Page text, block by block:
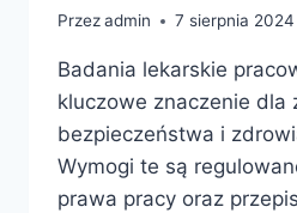
Przezadmin 7 sierpnia 2024
Badania lekarskie
kluczowe znaczenie dla
bezpieczeństwa i
Wymogi te są
prawa pracy oraz